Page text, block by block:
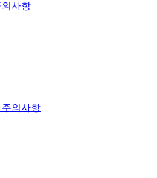
의사항
의사항